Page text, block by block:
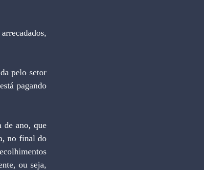
pagando
no final do
ou seja,